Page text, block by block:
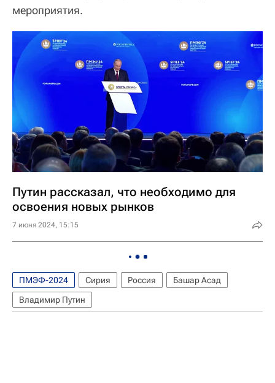
мероприятия.
Путин рассказал, что необходимо для
освоения новых рынков
7 июня 2024, 15:15
ПМЭФ-2024 Сирия Россия
Башар Асад
Владимир Путин